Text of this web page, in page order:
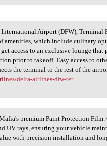
Airport (DFW), Terminal
amenities, which include culinary
access to an exclusive lounge that
prior to takeoff. Easy access to
the terminal to the rest of the
delta-airlines-dfw-ter...
premium Paint Protection Film.
UV rays, ensuring your vehicle
with precision installation and